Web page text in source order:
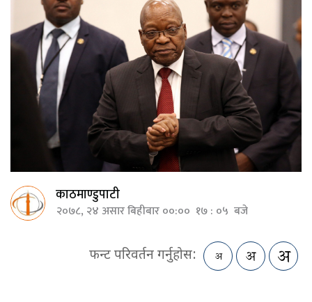
काठमाण्डुपाटी
२०७८, २४ असार बिहीबार ००:०० १७ : ०५ बजे
फन्ट परिवर्तन गर्नुहोस: